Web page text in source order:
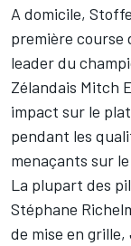
A domicile,
première course
leader du
Zélandais Mitch
impact sur le
pendant les
menaçants sur
La plupart des
Stéphane
de mise en